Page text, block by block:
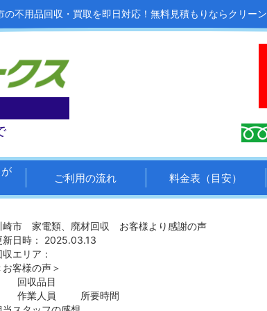
の不用品回収・買取を即日対応！ 無料見積もりならクリーン
ご利用の流れ 料金表（目安）
崎市 家電類、廃材回収 お客様より感謝の声
新日時： 2025.03.13
収エリア：
お客様の声＞
回収品目
作業人員
所要時間